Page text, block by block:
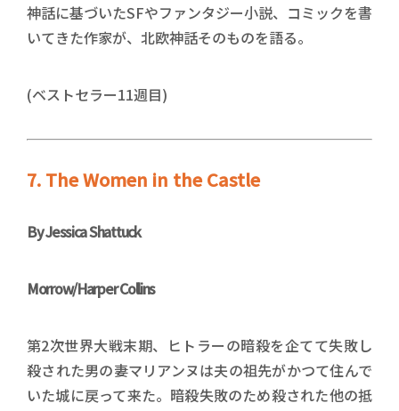
神話に基づいたSFやファンタジー小説、コミックを書
いてきた作家が、北欧神話そのものを語る。
(ベストセラー11週目)
7. The Women in the Castle
ByJessica Shattuck
Morrow/Harper Collins
第2次世界大戦末期、ヒトラーの暗殺を企てて失敗し
殺された男の妻マリアンヌは夫の祖先がかつて住んで
いた城に戻って来た。暗殺失敗のため殺された他の抵